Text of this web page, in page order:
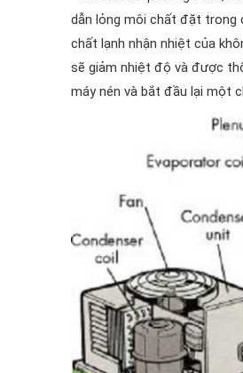
dẫn lỏng môi chất đặt trong
chất lạnh nhận nhiệt của
sẽ giảm nhiệt độ và được
máy nén và bắt đầu lại một